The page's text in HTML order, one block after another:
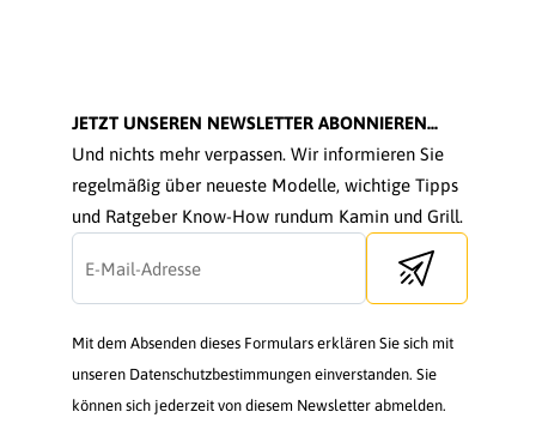
JETZT UNSEREN NEWSLETTER ABONNIEREN...
Und nichts mehr verpassen. Wir informieren Sie
regelmäßig über neueste Modelle, wichtige Tipps
und Ratgeber Know-How rundum Kamin und Grill.
Send newsletter
Mit dem Absenden dieses Formulars erklären Sie sich mit
unseren Datenschutzbestimmungen einverstanden. Sie
können sich jederzeit von diesem Newsletter abmelden.